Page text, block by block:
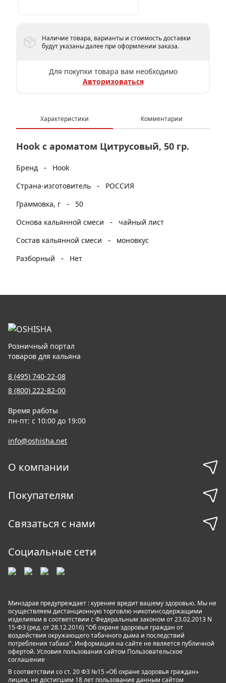
Наличие товара, варианты и стоимость доставки
будут указаны далее при оформлении заказа.
Для покупки товара вам необходимо
Авторизоваться
Характеристики Комментарии
Hook с ароматом Цитрусовый, 50 гр.
Бренд -
Hook
Страна-изготовитель
-
РОССИЯ
Граммовка, г
-
50
Основа кальянной смеси
-
чайный лист
Состав кальянной смеси
-
моновкус
Разборный
- Нет
Розничный портал
товаров для кальяна
8 (495) 740-22-08
8 (800) 222-82-00
Время работы
пн-пт: с 10:00 до 19:00
info@oshisha.net
О компании
Покупателям
Связаться с нами
Социальные сети
Минздрав предупреждает : курение вредит вашему здоровью. Мы не
осуществляем дистанционную торговлю никотинсодержащими
изделиями в соответствии с Федеральным законом от 23.02.2013 N
15-ФЗ (ред. от 28.12.2016) "Об охране здоровья граждан от
воздействия окружающего табачного дыма и последствий
потребления табака". Информация на сайте не является публичной
офертой. Условия пользования сайтом Пользовательское
соглашение
В соответствии со ст. 20 ФЗ №15 «Об охране здоровья граждан»
лицам, не достигшим 18 лет пользование данным сайтом